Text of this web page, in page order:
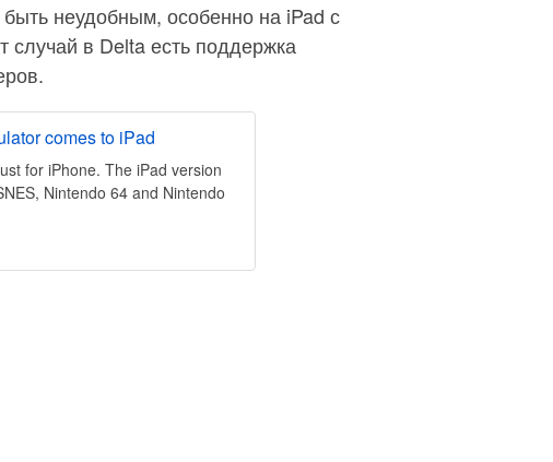
неудобным, особенно на iPad с
в Delta есть поддержка
comes to iPad
for iPhone. The iPad version
Nintendo 64 and Nintendo